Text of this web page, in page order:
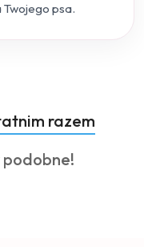
psa.
razem
podobne!